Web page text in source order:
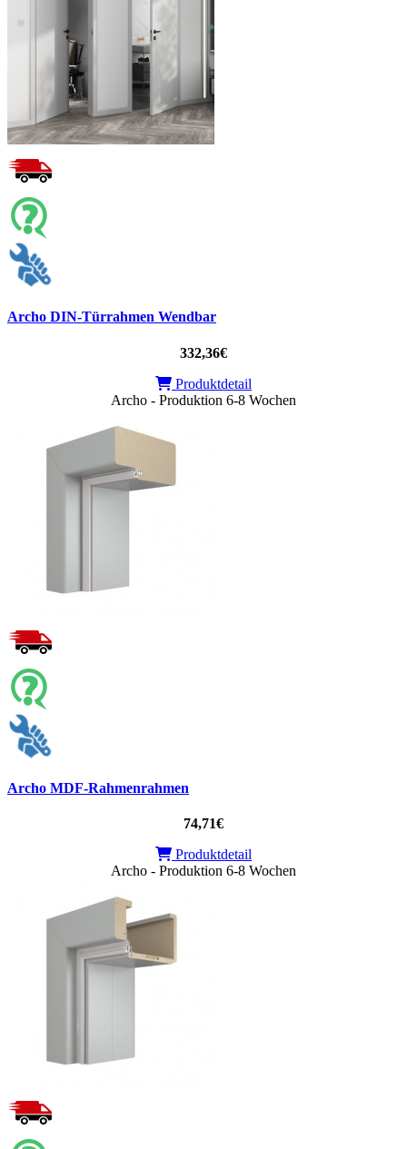
Archo DIN-Türrahmen Wendbar
332,36€
Produktdetail
Archo - Produktion 6-8 Wochen
Archo MDF-Rahmenrahmen
74,71€
Produktdetail
Archo - Produktion 6-8 Wochen